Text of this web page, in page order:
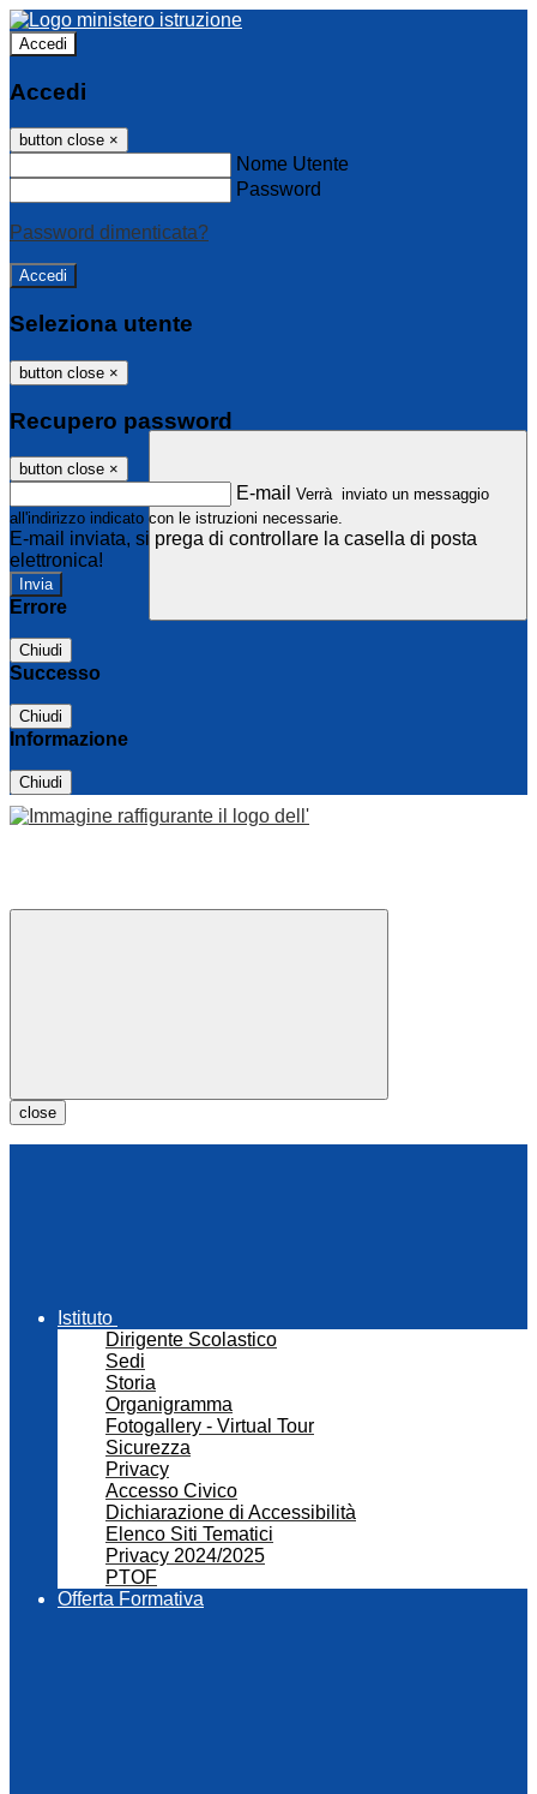
Accedi
Accedi
button close ×
Nome Utente
Password
Password dimenticata?
Seleziona utente
button close ×
Recupero password
button close ×
E-mail Verrà inviato un messaggio
all'indirizzo indicato con le istruzioni necessarie.
E-mail inviata, si prega di controllare la casella di posta
elettronica!
Errore
Chiudi
Successo
Chiudi
Informazione
Chiudi
close
Istituto
Dirigente Scolastico
Sedi
Storia
Organigramma
Fotogallery - Virtual Tour
Sicurezza
Privacy
Accesso Civico
Dichiarazione di Accessibilità
Elenco Siti Tematici
Privacy 2024/2025
PTOF
Offerta Formativa